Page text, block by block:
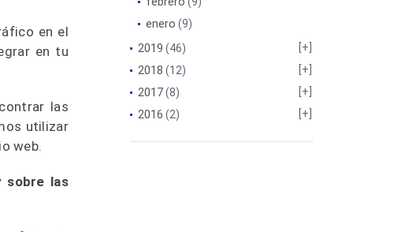
en el
en tu
las
utilizar
web.
sobre las
enero (9)
2019 (46)
2018 (12)
2017(8)
2016 (2)